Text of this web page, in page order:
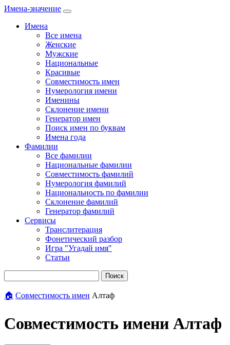
Имена-значение
Имена
Все имена
Женские
Мужские
Национальные
Красивые
Совместимость имен
Нумерология имени
Именины
Склонение имени
Генератор имен
Поиск имен по буквам
Имена года
Фамилии
Все фамилии
Национальные фамилии
Совместимость фамилий
Нумерология фамилий
Национальность по фамилии
Склонение фамилий
Генератор фамилий
Сервисы
Транслитерация
Фонетический разбор
Игра "Угадай имя"
Статьи
Поиск
🏠 Совместимость имен Алтаф
Совместимость имени Алтаф